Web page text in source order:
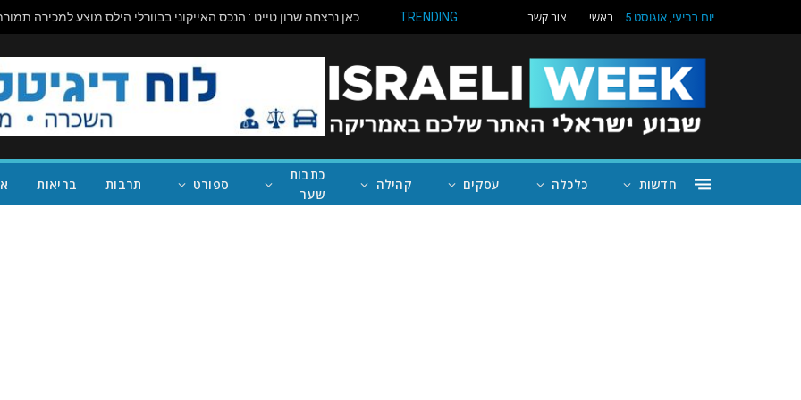
יום רביעי, אוגוסט 5 ראשי צור קשר TRENDING
חדשות כלכלה עסקים קהילה
כתבות
שער
ספורט תרבות בריאות